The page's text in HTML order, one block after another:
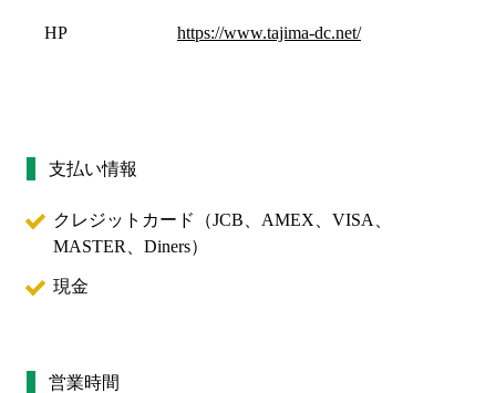
HP https://www.tajima-dc.net/
支払い情報
クレジットカード（JCB、AMEX、VISA、
MASTER、Diners）
現金
営業時間